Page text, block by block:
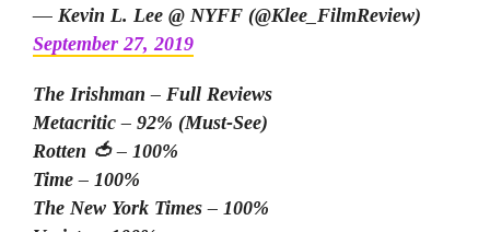
— Kevin L. Lee @ NYFF (@Klee_FilmReview)
September 27, 2019
The Irishman – Full Reviews
Metacritic – 92% (Must-See)
Rotten 🍅 – 100%
Time – 100%
The New York Times – 100%